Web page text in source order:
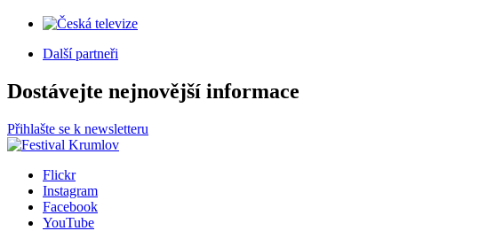
Další partneři
Dostávejte nejnovější informace
Přihlašte se k newsletteru
Flickr
Instagram
Facebook
YouTube